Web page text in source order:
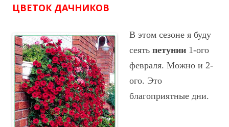
ЦВЕТОК ДАЧНИКОВ
В этом сезоне я буду
сеять петунии 1-ого
февраля. Можно и 2-
ого. Это
благоприятные дни.